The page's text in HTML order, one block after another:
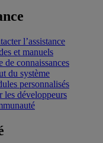
l’assistance
et manuels
de connaissances
du système
personnalisés
les développeurs